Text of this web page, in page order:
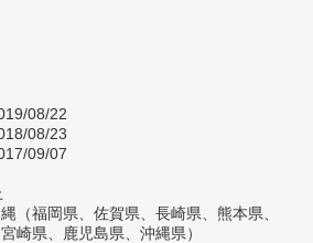
08/22
08/23
09/07
（福岡県、佐賀県、長崎県、熊本県、
崎県、鹿児島県、沖縄県）